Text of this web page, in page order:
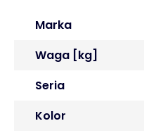
Marka
Waga [kg]
Seria
Kolor